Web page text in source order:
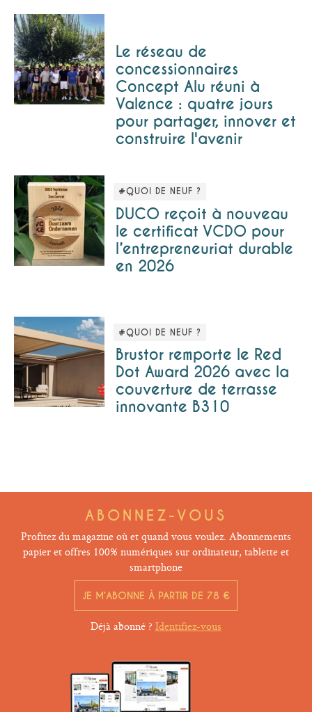
Le réseau de
concessionnaires
Concept Alu réuni à
Valence : quatre jours
pour partager, innover et
construire l'avenir
#QUOI DE NEUF ?
DUCO reçoit à nouveau
le certificat VCDO pour
l’entrepreneuriat durable
en 2026
#QUOI DE NEUF ?
Brustor remporte le Red
Dot Award 2026 avec la
couverture de terrasse
innovante B310
ABONNEZ-VOUS
Profitez du magazine où et quand vous voulez. Abonnements
papier et offres 100% numériques sur ordinateur, tablette et
smartphone
JE M’ABONNE À PARTIR DE 78 €
Déjà abonné ? Identifiez-vous